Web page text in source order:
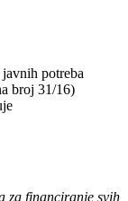
potreba
broj 31/16)
za financiranje svih